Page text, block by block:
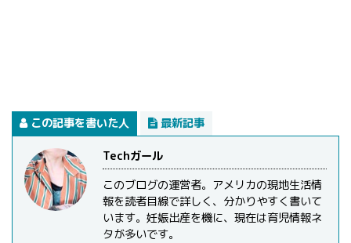
この記事を書いた人 最新記事
Techガール
このブログの運営者。アメリカの現地生活情
報を読者目線で詳しく、分かりやすく書いて
います。妊娠出産を機に、現在は育児情報ネ
タが多いです。